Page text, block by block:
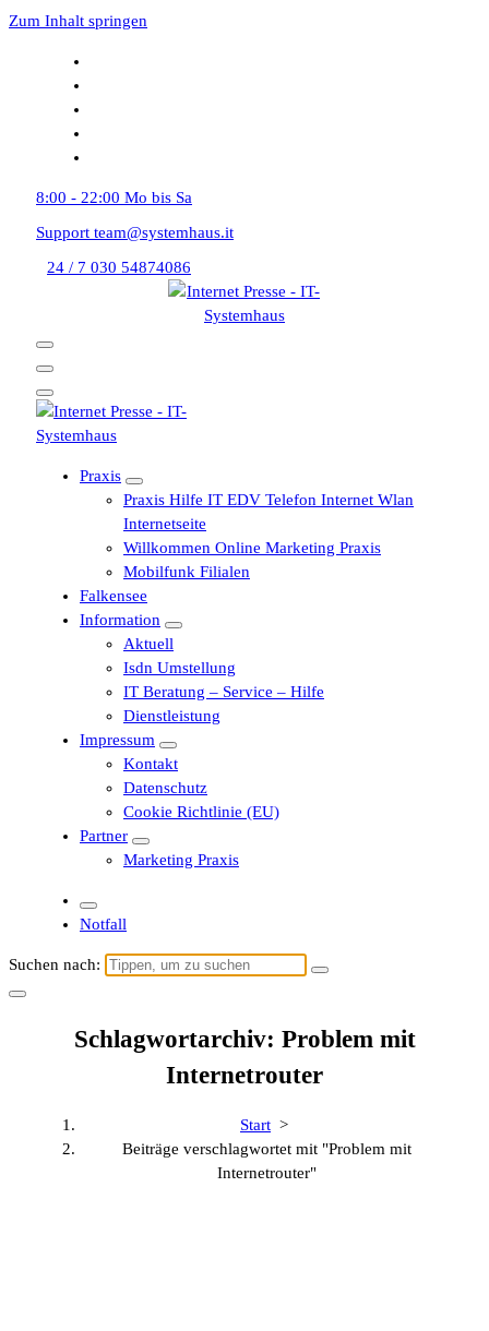
Zum Inhalt springen
8:00 - 22:00 Mo bis Sa
Support team@systemhaus.it
24 / 7 030 54874086
Praxis
Praxis Hilfe IT EDV Telefon Internet Wlan
Internetseite
Willkommen Online Marketing Praxis
Mobilfunk Filialen
Falkensee
Information
Aktuell
Isdn Umstellung
IT Beratung – Service – Hilfe
Dienstleistung
Impressum
Kontakt
Datenschutz
Cookie Richtlinie (EU)
Partner
Marketing Praxis
Notfall
Suchen nach:
Schlagwortarchiv: Problem mit
Internetrouter
Start >
Beiträge verschlagwortet mit "Problem mit
Internetrouter"